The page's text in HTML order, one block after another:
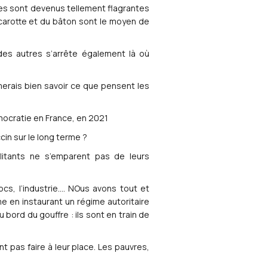
sont devenus tellement flagrantes
et du bâton sont le moyen de
autres s’arrête également là où
bien savoir ce que pensent les
en France, en 2021
sur le long terme ?
ne s’emparent pas de leurs
l’industrie…. NOus avons tout et
en instaurant un régime autoritaire
bord du gouffre : ils sont en train de
pas faire à leur place. Les pauvres,